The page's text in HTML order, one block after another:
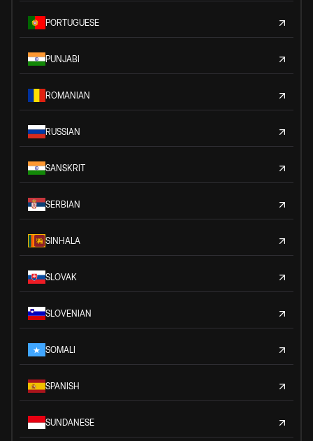
PORTUGUESE
PUNJABI
ROMANIAN
RUSSIAN
SANSKRIT
SERBIAN
SINHALA
SLOVAK
SLOVENIAN
SOMALI
SPANISH
SUNDANESE